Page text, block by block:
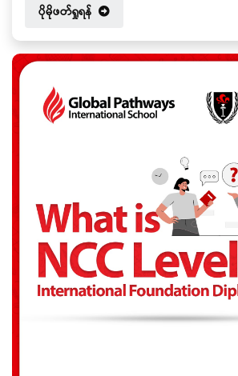
Higher Education Study ဆိုတာက secondary education
လျှောက်လှမ်းမည့်သူများ၊ UK နှင့် အခြားသ
တက္ကသိုလ်များတွင် undergraduate
ပေးမည့် နိုင်ငံတကာအသိအမှတ်ပြု 1-year
programmeတစ်ခုဖြစ်ပါတယ်။ NCC,
NCC L3IFDHES ကို ဘယ်သူတွေတက်
အသက် ၁၆ နှစ်မှ အသက် ၂၀ ကြား
(သို့) IGCSE O Level တက်ရောက်ပြီး အကြ
ကြောင့် စာမေးပွဲ မဖြေဆိုရသေးသော ကျေ
တက်ရောက်နိုင်မှာ ဖြစ်ပါတယ်။
(L3IFDHES) ဖြေဆိုအောင်မြင်ပြီးပ
ပိုမိုဖတ်ရှုရန်